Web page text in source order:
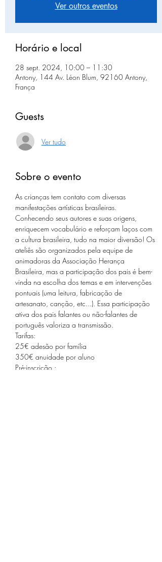
Ver outros eventos
Horário e local
28 sept. 2024, 10:00 – 11:30
Antony, 144 Av. Léon Blum, 92160 Antony,
França
Guests
Ver tudo
Sobre o evento
As crianças tem contato com diversas
manifestações artísticas brasileiras.
Conhecendo seus autores e suas origens,
enriquecem vocabulário e reforçam laços com
a cultura brasileira, tudo na maior diversão! Os
ateliês são organizados pela equipe de
animadoras da Associação Herança
Brasileira, mas a participação dos pais é bem-
vinda na escolha dos temas e em intervenções
pontuais (uma leitura, fabricação de
artesanato, canção, etc...). Essa participação
ativa dos pais falantes ou não-falantes de
português valoriza a transmissão.
Tarifas:
25€ adesão por família
350€ anuidade por aluno
Pré-inscrição :